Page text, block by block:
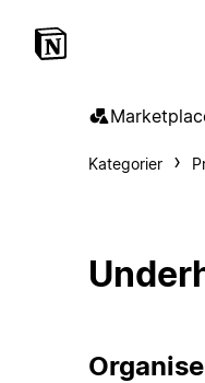
Kategorier